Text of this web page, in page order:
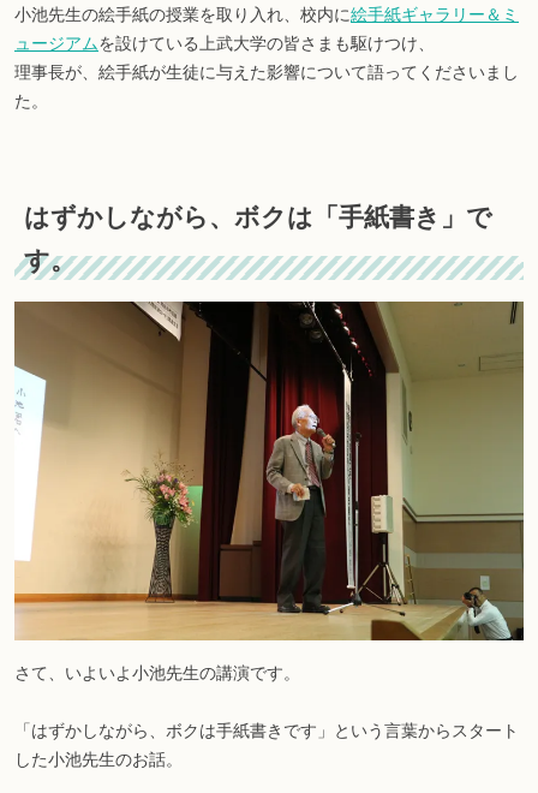
小池先生の絵手紙の授業を取り入れ、校内に絵手紙ギャラリー＆ミ
ュージアムを設けている上武大学の皆さまも駆けつけ、
理事長が、絵手紙が生徒に与えた影響について語ってくださいまし
た。
はずかしながら、ボクは「手紙書き」で
す。
さて、いよいよ小池先生の講演です。
「はずかしながら、ボクは手紙書きです」という言葉からスタート
した小池先生のお話。